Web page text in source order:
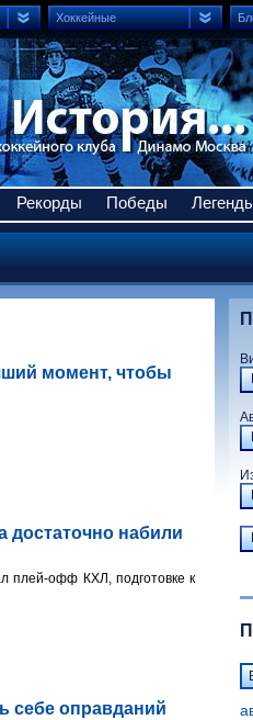
Хоккейные
Рекорды Победы
момент, чтобы
достаточно набили
плей-офф КХЛ, подготовке к
себе оправданий